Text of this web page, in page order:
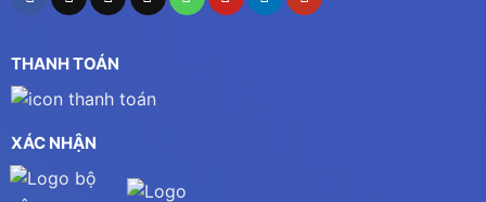
THANH TOÁN
XÁC NHẬN